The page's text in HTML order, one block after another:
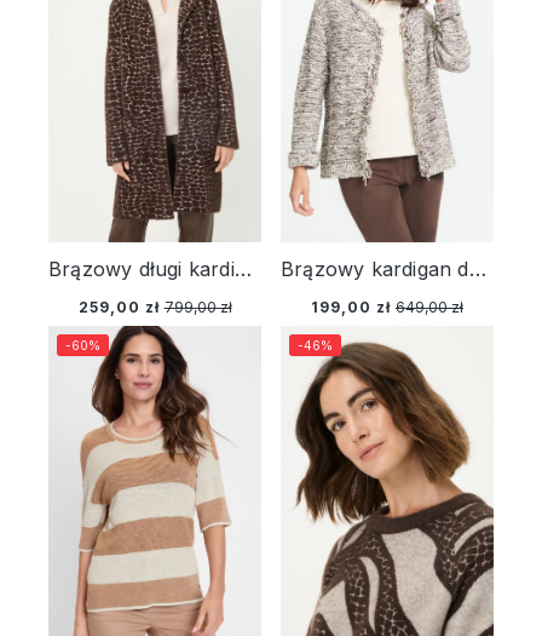
Brązowy długi kardigan damski Henny ze wzorem – Designer Choice
259,00 zł 799,00 zł
Brązowy kardigan damski Henny z frędzlami – Designer Choice
199,00 zł 649,00 zł
-60% -46%